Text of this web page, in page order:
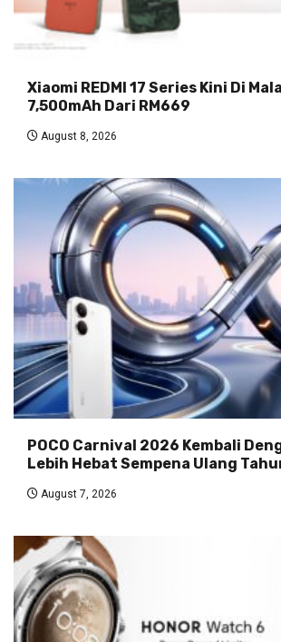
Xiaomi REDMI 17 Series Kini Di
7,500mAh Dari RM669
August 8, 2026
POCO Carnival 2026 Kembali
Lebih Hebat Sempena Ulang
August 7, 2026